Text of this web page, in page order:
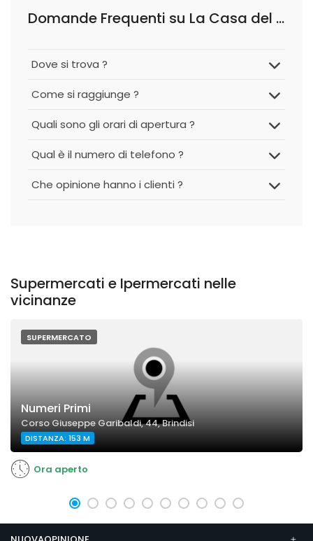
Domande Frequenti su La Casa del Parmigiano
Dove si trova ?
Come si raggiunge ?
Quali sono gli orari di apertura ?
Qual è il numero di telefono ?
Che opinione hanno i clienti ?
Supermercati e Ipermercati nelle
vicinanze
SUPERMERCATO
Numeri Primi
Corso Giuseppe Garibaldi, 44, Brindisi
DISTANZA: 153 M
Ora aperto